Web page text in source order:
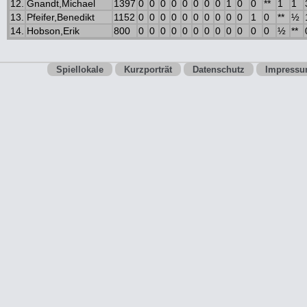
12. Gnandt,Michael 1397 0 0 0 0 0 0 0 0 1 0 0 ** 1 1
13. Pfeifer,Benedikt 1152 0 0 0 0 0 0 0 0 0 0 1 0 ** ½
14. Hobson,Erik 800 0 0 0 0 0 0 0 0 0 0 0 0 ½ **
Spiellokale Kurzporträt Datenschutz